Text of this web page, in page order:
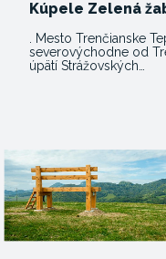
Kúpele Zelená
. Mesto Trenčianske
severovýchodne od
úpätí Strážovských…